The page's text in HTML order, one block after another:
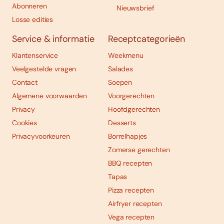
Abonneren
Losse edities
Nieuwsbrief
Service & informatie
Klantenservice
Veelgestelde vragen
Contact
Algemene voorwaarden
Privacy
Cookies
Privacyvoorkeuren
Receptcategorieën
Weekmenu
Salades
Soepen
Voorgerechten
Hoofdgerechten
Desserts
Borrelhapjes
Zomerse gerechten
BBQ recepten
Tapas
Pizza recepten
Airfryer recepten
Vega recepten